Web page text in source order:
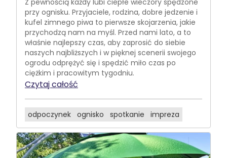
Z pewnością każdy lubi ciepłe wieczory spędzone
przy ognisku. Przyjaciele, rodzina, dobre jedzenie i
kufel zimnego piwa to pierwsze skojarzenia, jakie
przychodzą nam na myśl. Przed nami lato, a to
właśnie najlepszy czas, aby zaprosić do siebie
naszych najbliższych i w pięknej scenerii swojego
ogrodu odprężyć się i spędzić miło czas po
ciężkim i pracowitym tygodniu.
Czytaj całość
odpoczynek ognisko spotkanie impreza